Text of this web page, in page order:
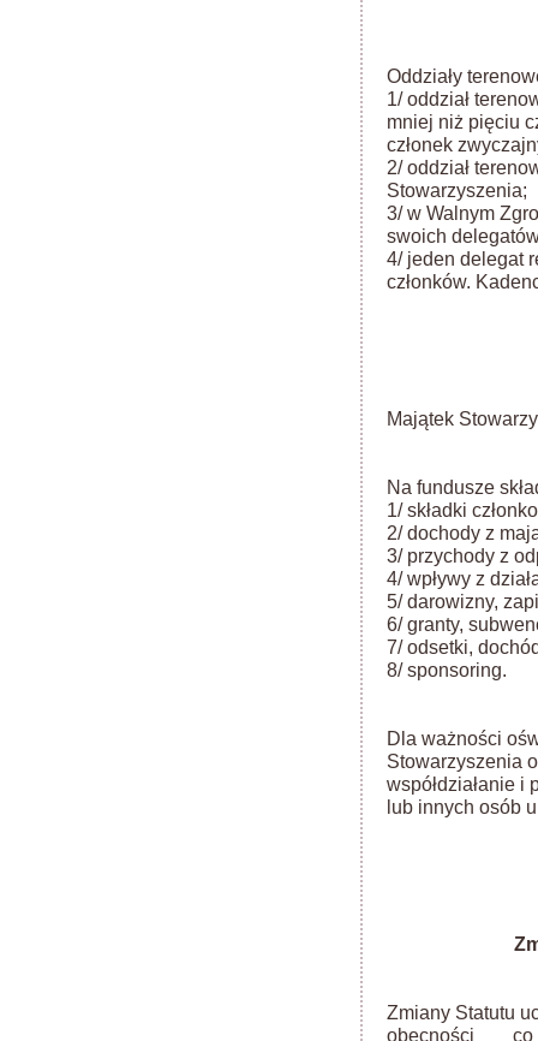
Oddziały
1/ oddział
mniej niż pięciu
członek
2/ oddział
Stowarzyszenia;
3/ w Walnym
swoich
4/ jeden delegat
członków.
Majątek
Na fundusze
1/ składki
2/ dochody z
3/ przychody z
4/ wpływy z
5/ darowizny,
6/ granty,
7/ odsetki,
8/ sponsoring.
Dla ważności
Stowarzyszenia
współdziałanie
lub innych osób
Zmiany Statutu
obecności co